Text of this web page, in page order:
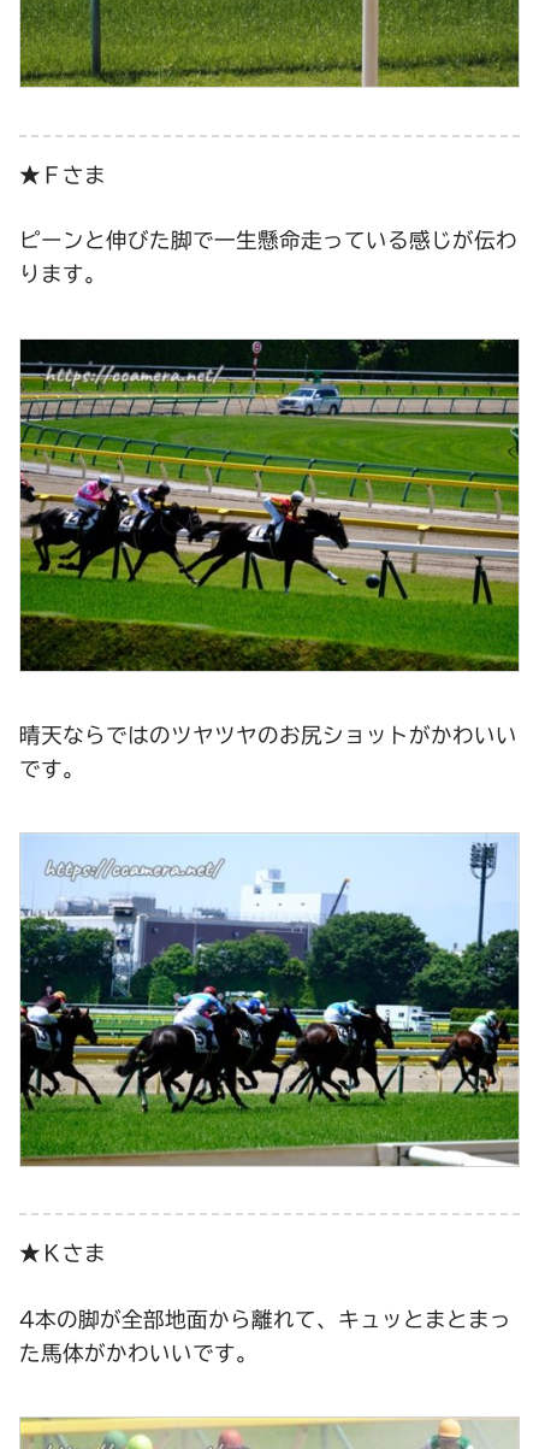
★Ｆさま
ピーンと伸びた脚で一生懸命走っている感じが伝わ
ります。
晴天ならではのツヤツヤのお尻ショットがかわいい
です。
★Ｋさま
4本の脚が全部地面から離れて、キュッとまとまっ
た馬体がかわいいです。